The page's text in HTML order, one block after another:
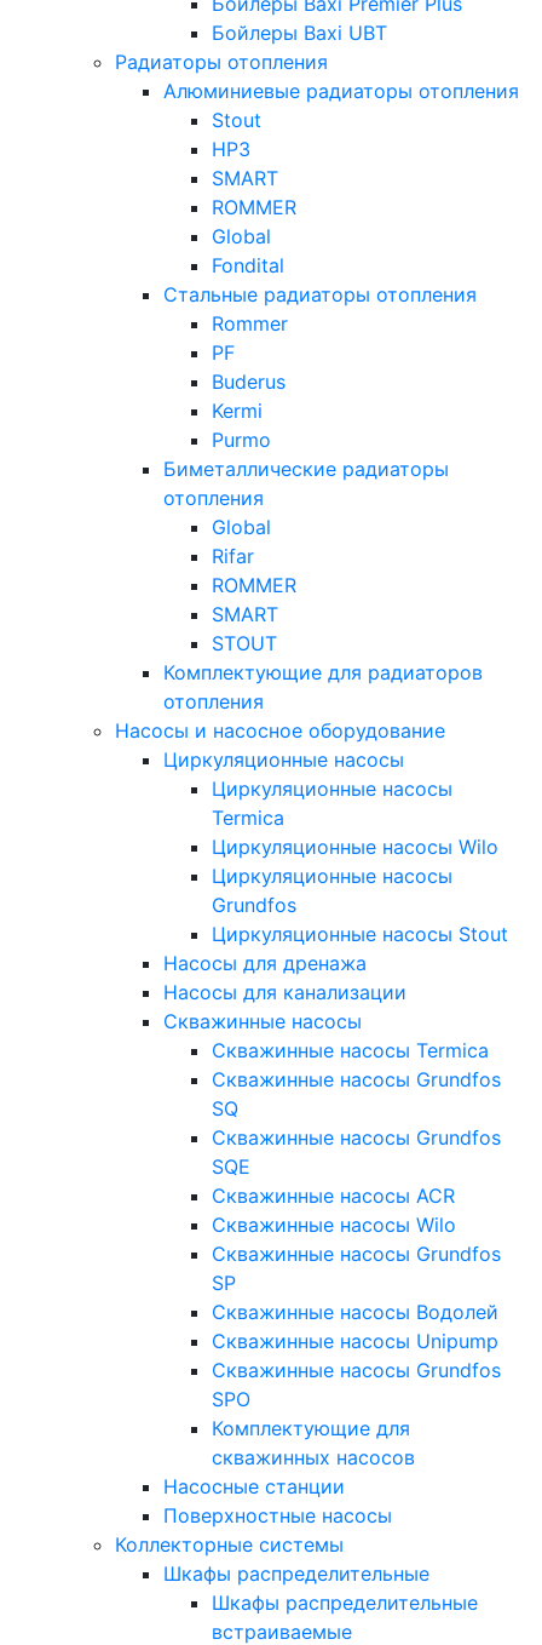
Бойлеры Baxi UBT
Радиаторы отопления
Алюминиевые радиаторы отопления
Stout
НРЗ
SMART
ROMMER
Global
Fondital
Стальные радиаторы отопления
Rommer
PF
Buderus
Kermi
Purmo
Биметаллические радиаторы
отопления
Global
Rifar
ROMMER
SMART
STOUT
Комплектующие для радиаторов
отопления
Насосы и насосное оборудование
Циркуляционные насосы
Циркуляционные насосы
Termica
Циркуляционные насосы Wilo
Циркуляционные насосы
Grundfos
Циркуляционные насосы Stout
Насосы для дренажа
Насосы для канализации
Скважинные насосы
Скважинные насосы Termica
Скважинные насосы Grundfos
SQ
Скважинные насосы Grundfos
SQE
Скважинные насосы ACR
Скважинные насосы Wilo
Скважинные насосы Grundfos
SP
Скважинные насосы Водолей
Скважинные насосы Unipump
Скважинные насосы Grundfos
SPO
Комплектующие для
скважинных насосов
Насосные станции
Поверхностные насосы
Коллекторные системы
Шкафы распределительные
Шкафы распределительные
встраиваемые